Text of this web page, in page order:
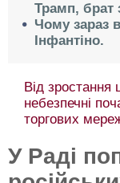
Трамп, брат
Чому зараз
Інфантіно.
Від зростання
небезпечні
торгових
У Раді